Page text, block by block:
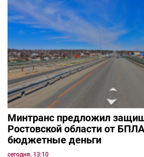
Минтранс предложил
Ростовской области от
бюджетные деньги
сегодня, 13:10